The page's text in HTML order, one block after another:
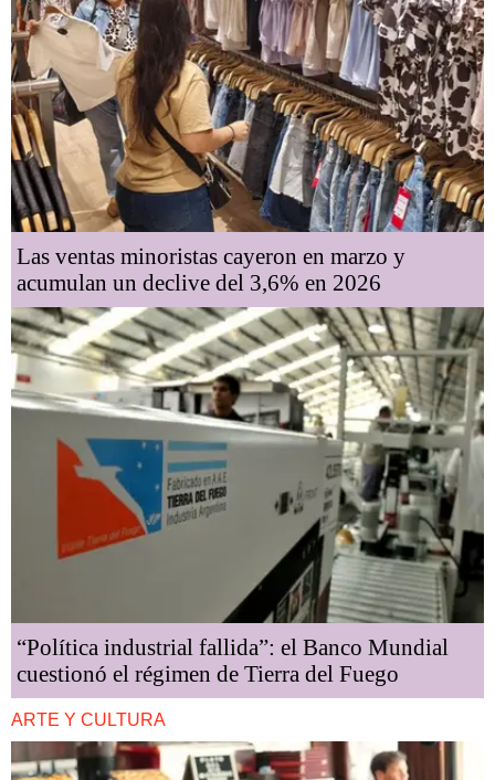
Las ventas minoristas cayeron en marzo y
acumulan un declive del 3,6% en 2026
“Política industrial fallida”: el Banco Mundial
cuestionó el régimen de Tierra del Fuego
ARTE Y CULTURA